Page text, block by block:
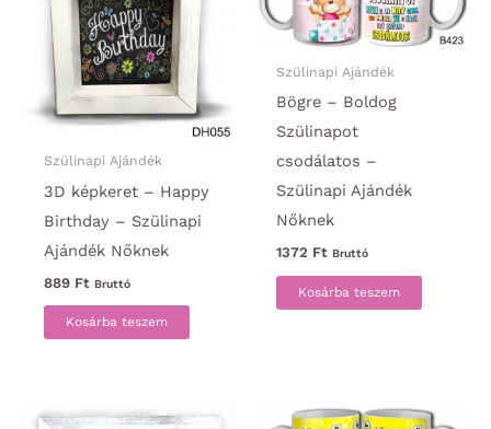
Szülinapi Ajándék
3D képkeret – Happy
Birthday – Szülinapi
Ajándék Nőknek
889 Ft Bruttó
Kosárba teszem
Szülinapi Ajándék
Bögre – Boldog
Szülinapot
csodálatos –
Szülinapi Ajándék
Nőknek
1372 Ft Bruttó
Kosárba teszem